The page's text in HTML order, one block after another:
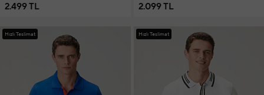
2.499 TL 2.099 TL
Hızlı Teslimat Hızlı Teslimat